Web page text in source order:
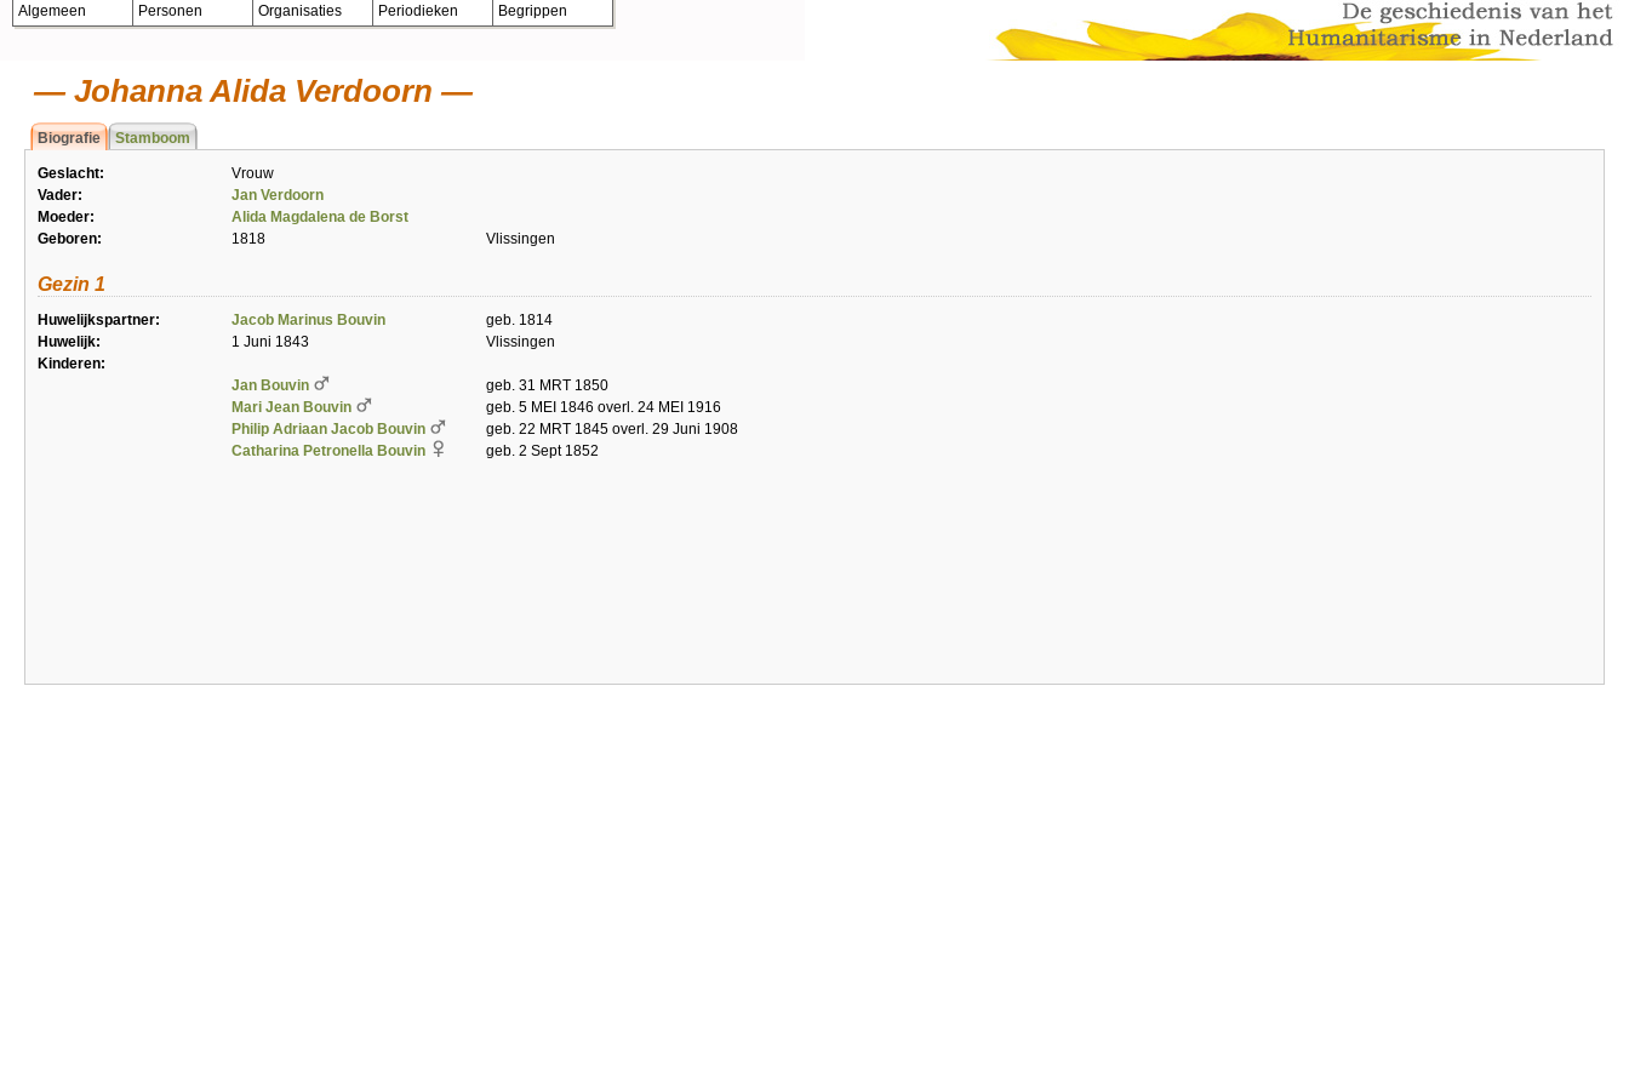
Algemeen Personen Organisaties Periodieken Begrippen
Johanna Alida Verdoorn
Biografie Stamboom
Geslacht:
Vrouw
Vader:
Jan Verdoorn
Moeder:
Alida Magdalena de Borst
Geboren:
1818 Vlissingen
Gezin 1
Huwelijkspartner: Jacob Marinus Bouvin
geb. 1814
Huwelijk:
1 Juni 1843
Vlissingen
Kinderen:
Jan Bouvin
geb. 31 MRT 1850
Mari Jean Bouvin
geb. 5 MEI 1846 overl. 24 MEI 1916
Philip Adriaan Jacob Bouvin
geb. 22 MRT 1845 overl. 29 Juni 1908
Catharina Petronella Bouvin
geb. 2 Sept 1852